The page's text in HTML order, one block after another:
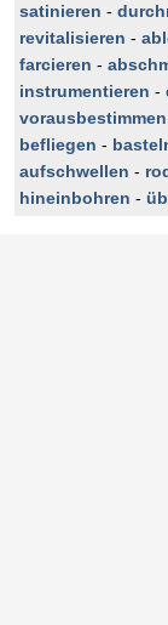
satinieren -
revitalisieren -
farcieren -
instrumentieren -
vorausbestimmen
befliegen -
aufschwellen -
hineinbohren -